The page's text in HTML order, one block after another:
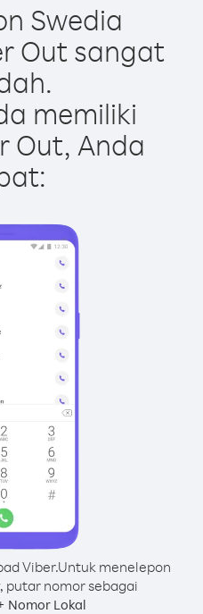
Swedia
Out sangat
memiliki
Out, Anda
Viber.Untuk menelepon
putar nomor sebagai
Nomor Lokal